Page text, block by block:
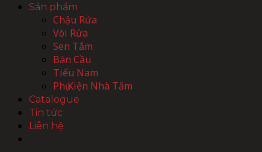
Sản phẩm
Chậu Rửa
Vòi Rửa
Sen Tắm
Bàn Cầu
Tiểu Nam
Phụ Kiện Nhà Tắm
Catalogue
Tin tức
Liên hệ